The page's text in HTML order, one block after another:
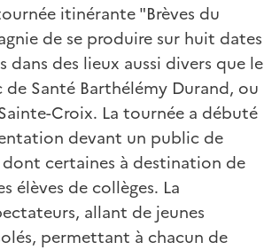
itinérante "Brèves du
de se produire sur huit dates
des lieux aussi divers que le
Santé Barthélémy Durand, ou
Croix. La tournée a débuté
devant un public de
dont certaines à destination de
élèves de collèges. La
allant de jeunes
permettant à chacun de